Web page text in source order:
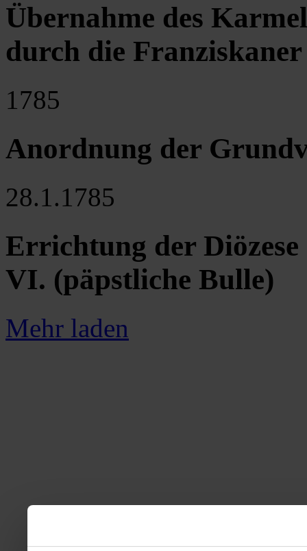
Übernahme des
durch die Franziskaner
1785
Anordnung der
28.1.1785
Errichtung der
VI. (päpstliche Bulle)
Mehr laden